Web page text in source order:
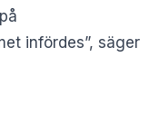
infördes”, säger